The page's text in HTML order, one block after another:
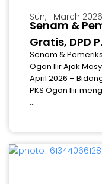
Sun, 1 March 2026
Senam &
Gratis, DPD
Senam &
Ogan Ilir Ajak
April 2026 –
PKS Ogan Ilir
...